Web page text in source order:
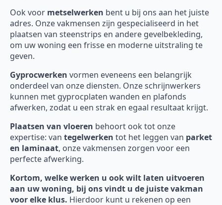
Ook voor metselwerken bent u bij ons aan het juiste
adres. Onze vakmensen zijn gespecialiseerd in het
plaatsen van steenstrips en andere gevelbekleding,
om uw woning een frisse en moderne uitstraling te
geven.
Gyprocwerken vormen eveneens een belangrijk
onderdeel van onze diensten. Onze schrijnwerkers
kunnen met gyprocplaten wanden en plafonds
afwerken, zodat u een strak en egaal resultaat krijgt.
Plaatsen van vloeren behoort ook tot onze
expertise: van tegelwerken tot het leggen van parket
en laminaat, onze vakmensen zorgen voor een
perfecte afwerking.
Kortom, welke werken u ook wilt laten uitvoeren
aan uw woning, bij ons vindt u de juiste vakman
voor elke klus. Hierdoor kunt u rekenen op een